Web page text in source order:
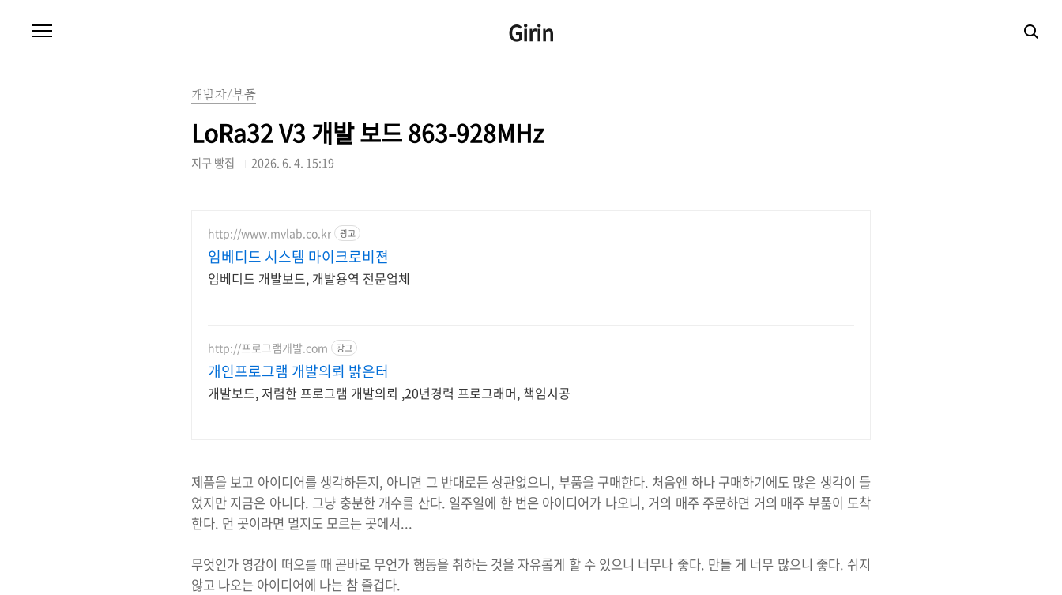
Girin
개발자/부품
LoRa32 V3 개발 보드 863-928MHz
지구 빵집 2026. 6. 4. 15:19
http://www.mvlab.co.kr 광고
임베디드 시스템 마이크로비젼
임베디드 개발보드, 개발용역 전문업체
http://프로그램개발.com 광고
개인프로그램 개발의뢰 밝은터
개발보드, 저렴한 프로그램 개발의뢰 ,20년경력 프로그래머, 책임시공
제품을 보고 아이디어를 생각하든지, 아니면 그 반대로든 상관없으니, 부품을 구매한다. 처음엔 하나 구매하기에도 많은 생각이 들
었지만 지금은 아니다. 그냥 충분한 개수를 산다. 일주일에 한 번은 아이디어가 나오니, 거의 매주 주문하면 거의 매주 부품이 도착
한다. 먼 곳이라면 멀지도 모르는 곳에서...
무엇인가 영감이 떠오를 때 곧바로 무언가 행동을 취하는 것을 자유롭게 할 수 있으니 너무나 좋다. 만들 게 너무 많으니 좋다. 쉬지
않고 나오는 아이디어에 나는 참 즐겁다.